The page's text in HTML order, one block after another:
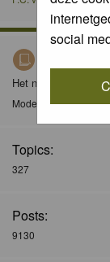
social
Het nieuws forum /
ModeratorModerators
Topics:
327
Posts:
9130